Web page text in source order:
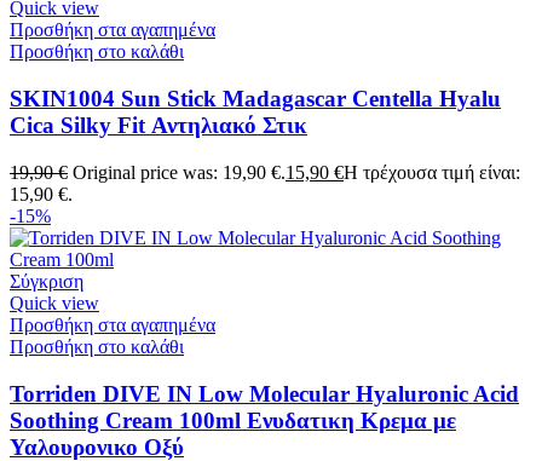
Quick view
Προσθήκη στα αγαπημένα
Προσθήκη στο καλάθι
SKIN1004 Sun Stick Madagascar Centella Hyalu
Cica Silky Fit Αντηλιακό Στικ
19,90€ Original price was: 19,90 €.15,90 €Η τρέχουσα τιμή είναι:
15,90 €.
-15%
Σύγκριση
Quick view
Προσθήκη στα αγαπημένα
Προσθήκη στο καλάθι
Torriden DIVE IN Low Molecular Hyaluronic Acid
Soothing Cream 100ml Ενυδατικη Κρεμα με
Υαλουρονικο Οξύ